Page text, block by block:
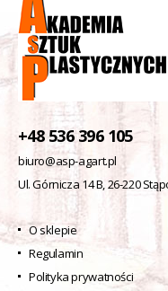
+48 536 396 105
biuro@asp-agart.pl
Ul. Górnicza 14 B, 26-220
O sklepie
Regulamin
Polityka prywatności